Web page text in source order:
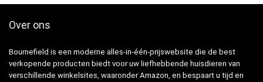
Over ons
Bournefield is een moderne alles-in-één-prijswebsite die de best
verkopende producten biedt voor uw liefhebbende huisdieren van
verschillende winkelsites, waaronder Amazon, en bespaart u tijd en